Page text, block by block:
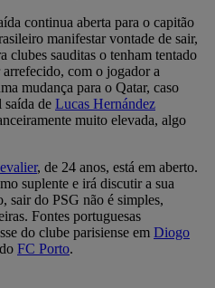
continua aberta para o capitão
manifestar vontade de sair,
clubes sauditas o tenham tentado
arrefecido, com o jogador a
mudança para o Qatar, caso
saída de Lucas Hernández
muito elevada, algo
, de 24 anos, está em aberto.
suplente e irá discutir a sua
sair do PSG não é simples,
Fontes portuguesas
do clube parisiense em Diogo
FC Porto.